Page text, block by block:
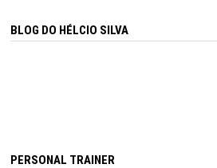
BLOG DO HÉLCIO SILVA
PERSONAL TRAINER